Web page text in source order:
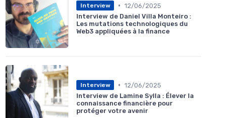
Interview • 12/06/2025
Interview de Daniel Villa Monteiro :
Les mutations technologiques du
Web3 appliquées à la finance
Interview • 12/06/2025
Interview de Lamine Sylla : Élever la
connaissance financière pour
protéger votre avenir